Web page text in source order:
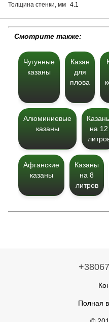
Толщина стенки, мм 4.1
Cмотрите также:
Чугунные
казаны
Казан
для
плова
Алюминиевые
казаны
на 12
Афганские
казаны
Казаны
на 8
литров
Полная